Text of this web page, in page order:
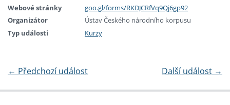
Webové stránky
goo.gl/forms/RKDJCRfVq9Qj6gp92
Organizátor
Ústav Českého národního korpusu
Typ události
Kurzy
← Předchozí událost Další událost →